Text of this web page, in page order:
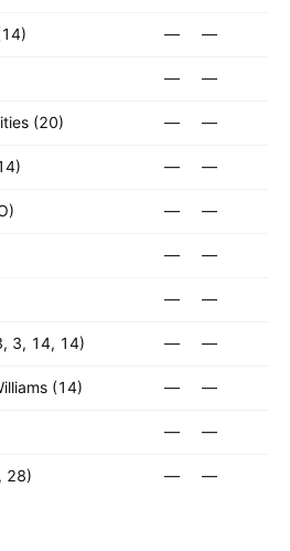
— —
— —
(20) — —
— —
— —
— —
— —
3, 14, 14) — —
(14) — —
— —
28) — —